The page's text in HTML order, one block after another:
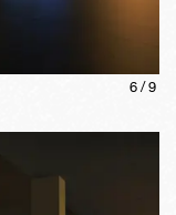
6 /9